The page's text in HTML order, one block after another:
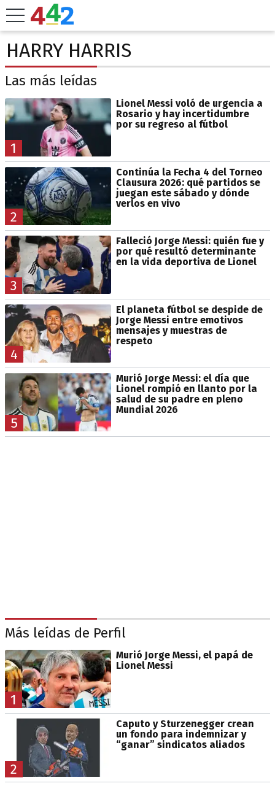
HARRY HARRIS
Las más leídas
1
Lionel Messi voló de urgencia a
Rosario y hay incertidumbre
por su regreso al fútbol
2
Continúa la Fecha 4 del Torneo
Clausura 2026: qué partidos se
juegan este sábado y dónde
verlos en vivo
3
Falleció Jorge Messi: quién fue y
por qué resultó determinante
en la vida deportiva de Lionel
4
El planeta fútbol se despide de
Jorge Messi entre emotivos
mensajes y muestras de
respeto
5
Murió Jorge Messi: el día que
Lionel rompió en llanto por la
salud de su padre en pleno
Mundial 2026
Más leídas de Perfil
1
Murió Jorge Messi, el papá de
Lionel Messi
2
Caputo y Sturzenegger crean
un fondo para indemnizar y
“ganar” sindicatos aliados